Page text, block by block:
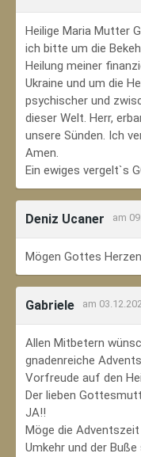
Heilige Maria Mutter
ich bitte um die
Heilung meiner
Ukraine und um die
psychischer und
dieser Welt. Herr,
unsere Sünden. Ich
Amen.
Ein ewiges vergelt`s
Deniz Ucaner am
Mögen Gottes
Gabriele am
Allen Mitbetern
gnadenreiche
Vorfreude auf den
Der lieben
JA!!
Möge die
Umkehr und der Buße